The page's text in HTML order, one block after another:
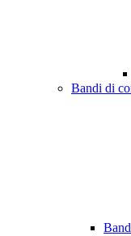
Bandi di